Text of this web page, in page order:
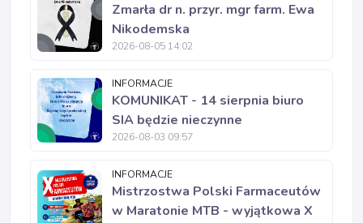
Zmarła dr n. przyr. mgr farm. Ewa
Nikodemska
2026-08-05 14:02
INFORMACJE
KOMUNIKAT - 14 sierpnia biuro
SIA będzie nieczynne
2026-08-03 09:57
INFORMACJE
Mistrzostwa Polski Farmaceutów
w Maratonie MTB - wyjątkowa X